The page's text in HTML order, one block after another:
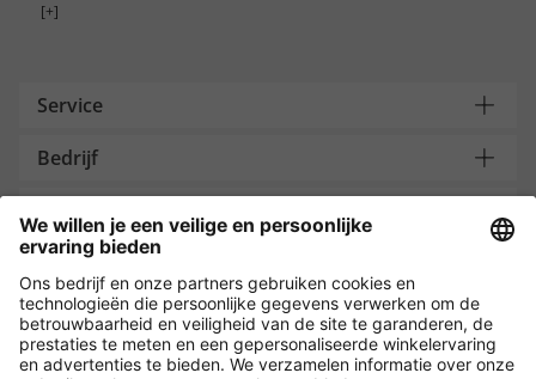
[+]
Service
Bedrijf
Payment and Delivery
Versleuteling met